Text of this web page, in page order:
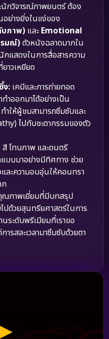
นักวิจารณ์ภาพยนตร์ ต้อง
อย่างยิ่งในแง่ของ
ภาพ) และEmotional
รมณ์)ตัวหนังฉลาดมากใน
กแสดงในการสื่อสารความ
าวเหยียด
ง: เคมีและการถ่ายทอด
ำออกมาได้อย่างเป็น
ำให้ผู้ชมสามารถซึมซับและ
ไปกับชะตากรรมของตัว
สี โทนภาพ และดนตรี
บบมาอย่างมีทิศทาง ช่วย
ละความอบอุ่นให้คอนทรา
ก
ภาพเยี่ยมที่มีบทสรุป
ปด้วยสุนทรียศาสตร์ในการ
ระดับพรีเมียมที่เราขอ
ารสละเวลามาซึมซับด้วยตา